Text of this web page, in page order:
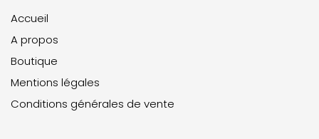
Accueil
A propos
Boutique
Mentions légales
Conditions générales de vente